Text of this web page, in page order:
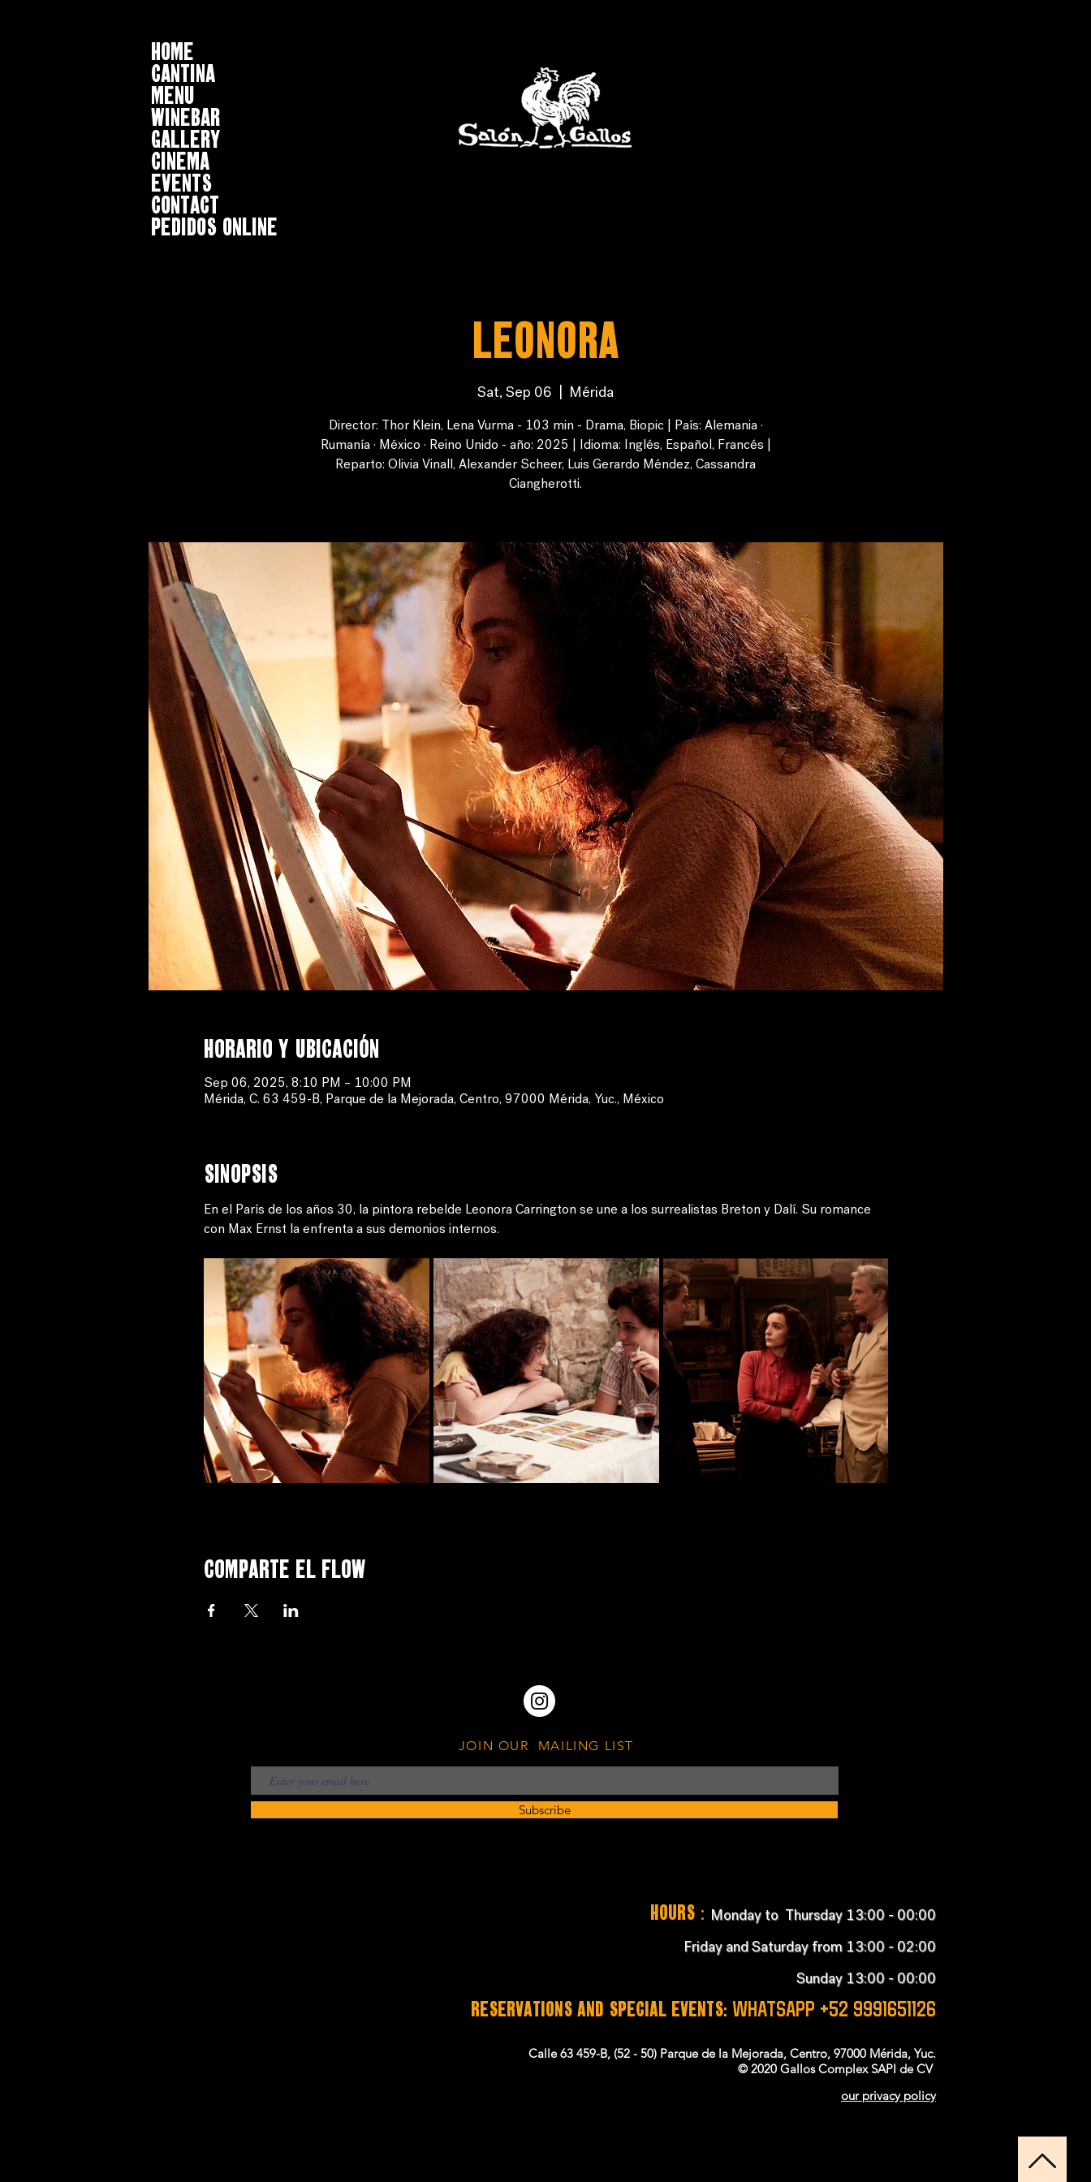
HOME
CANTINA
MENU
WINEBAR
GALLERY
CINEMA
EVENTS
CONTACT
Pedidos online
Leonora
Sat, Sep 06 Mérida
Director: Thor Klein, Lena Vurma - 103 min - Drama, Biopic | País: Alemania ·
Rumanía · México · Reino Unido - año: 2025 | Idioma: Inglés, Español, Francés |
Reparto: Olivia Vinall, Alexander Scheer, Luis Gerardo Méndez, Cassandra
Ciangherotti.
Horario y ubicación
Sep 06, 2025, 8:10 PM – 10:00 PM
Mérida, C. 63 459-B, Parque de la Mejorada, Centro, 97000 Mérida, Yuc., México
Sinopsis
En el París de los años 30, la pintora rebelde Leonora Carrington se une a los surrealistas Breton y Dalí. Su romance
con Max Ernst la enfrenta a sus demonios internos.
Comparte el flow
JOIN OUR MAILING LIST
Subscribe
Hours : Monday to Thursday 13:00 - 00:00
Friday and Saturday from 13:00 - 02:00
Sunday 13:00 - 00:00
RESERVATIONS and SPECIAL EVENTS: WHATSAPP +52 9991651126
Calle 63 459-B, (52 - 50) Parque de la Mejorada, Centro, 97000 Mérida, Yuc.
© 2020 Gallos Complex SAPI de CV
our privacy policy